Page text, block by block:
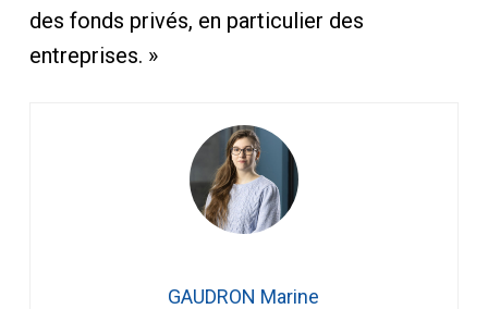
des fonds privés, en particulier des
entreprises. »
GAUDRON Marine